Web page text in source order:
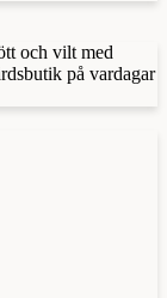
och vilt med
på vardagar